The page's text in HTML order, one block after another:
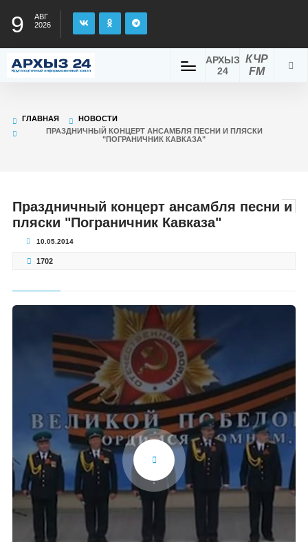
9
АВГ
2026
КЧР
FM
АРХЫЗ
24
ГЛАВНАЯ
НОВОСТИ
ПРАЗДНИЧНЫЙ КОНЦЕРТ АНСАМБЛЯ ПЕСНИ И ПЛЯСКИ
"ПОГРАНИЧНИК КАВКАЗА"
Праздничный концерт ансамбля песни и
пляски "Пограничник Кавказа"
10.05.2014
1702